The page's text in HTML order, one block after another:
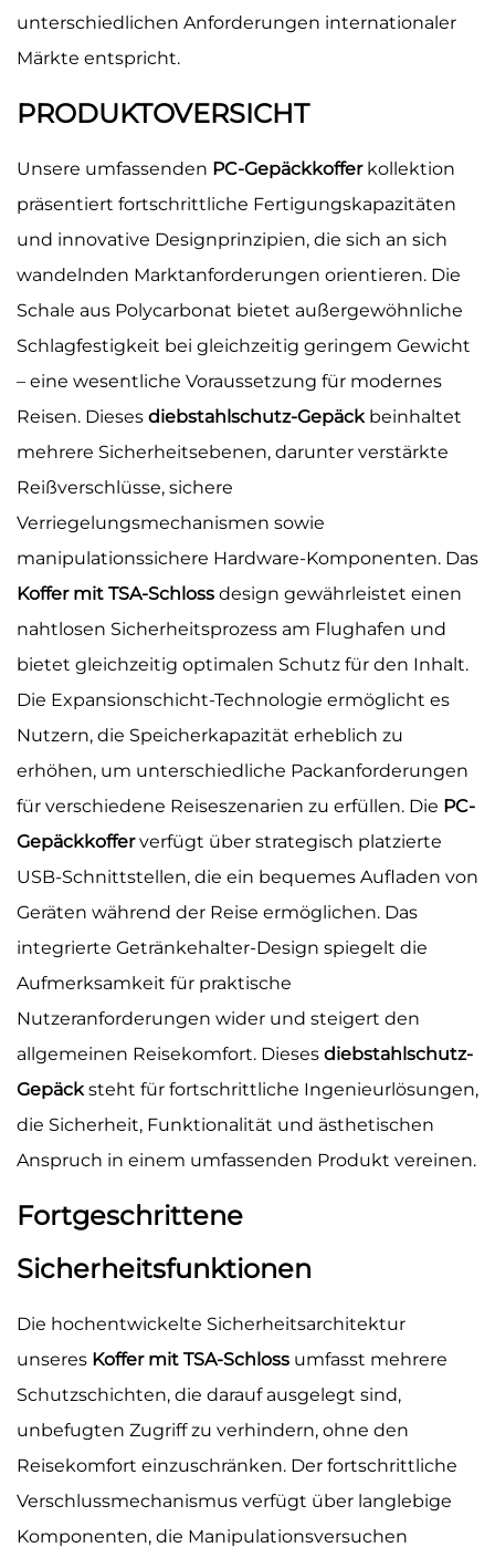
unterschiedlichen Anforderungen internationaler
Märkte entspricht.
PRODUKTOVERSICHT
Unsere umfassenden PC-Gepäckkoffer kollektion
präsentiert fortschrittliche Fertigungskapazitäten
und innovative Designprinzipien, die sich an sich
wandelnden Marktanforderungen orientieren. Die
Schale aus Polycarbonat bietet außergewöhnliche
Schlagfestigkeit bei gleichzeitig geringem Gewicht
– eine wesentliche Voraussetzung für modernes
Reisen. Dieses diebstahlschutz-Gepäck beinhaltet
mehrere Sicherheitsebenen, darunter verstärkte
Reißverschlüsse, sichere
Verriegelungsmechanismen sowie
manipulationssichere Hardware-Komponenten. Das
Koffer mit TSA-Schloss design gewährleistet einen
nahtlosen Sicherheitsprozess am Flughafen und
bietet gleichzeitig optimalen Schutz für den Inhalt.
Die Expansionschicht-Technologie ermöglicht es
Nutzern, die Speicherkapazität erheblich zu
erhöhen, um unterschiedliche Packanforderungen
für verschiedene Reiseszenarien zu erfüllen. Die PC-
Gepäckkofferverfügt über strategisch platzierte
USB-Schnittstellen, die ein bequemes Aufladen von
Geräten während der Reise ermöglichen. Das
integrierte Getränkehalter-Design spiegelt die
Aufmerksamkeit für praktische
Nutzeranforderungen wider und steigert den
allgemeinen Reisekomfort. Dieses diebstahlschutz-
Gepäcksteht für fortschrittliche Ingenieurlösungen,
die Sicherheit, Funktionalität und ästhetischen
Anspruch in einem umfassenden Produkt vereinen.
Fortgeschrittene
Sicherheitsfunktionen
Die hochentwickelte Sicherheitsarchitektur
unseres Koffer mit TSA-Schloss umfasst mehrere
Schutzschichten, die darauf ausgelegt sind,
unbefugten Zugriff zu verhindern, ohne den
Reisekomfort einzuschränken. Der fortschrittliche
Verschlussmechanismus verfügt über langlebige
Komponenten, die Manipulationsversuchen